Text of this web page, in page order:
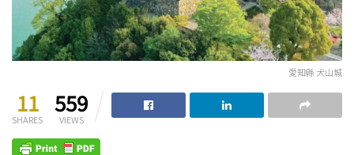
愛知縣 犬山城
11
SHARES
559
VIEWS